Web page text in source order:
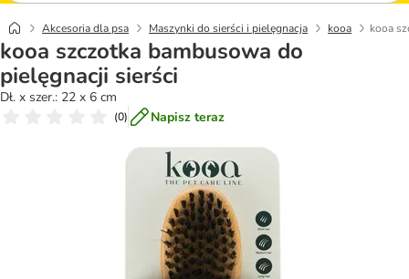
Akcesoria dla psa Maszynki do sierści i pielęgnacja kooa kooa
kooa szczotka bambusowa do
pielęgnacji sierści
Dł. x szer.: 22 x 6 cm
(0) Napisz teraz